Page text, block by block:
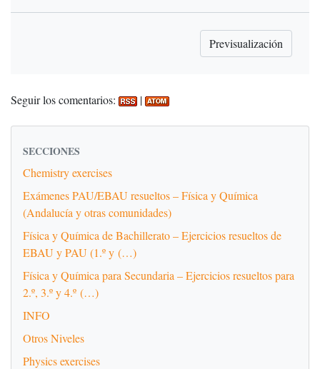
Seguir los comentarios: |
SECCIONES
Chemistry exercises
Exámenes PAU/EBAU resueltos – Física y Química
(Andalucía y otras comunidades)
Física y Química de Bachillerato – Ejercicios resueltos de
EBAU y PAU (1.º y (…)
Física y Química para Secundaria – Ejercicios resueltos para
2.º, 3.º y 4.º (…)
INFO
Otros Niveles
Physics exercises